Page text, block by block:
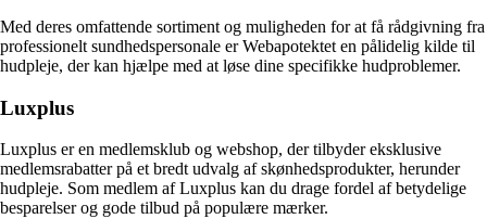
Med deres omfattende sortiment og muligheden for at få rådgivning fra
professionelt sundhedspersonale er Webapotektet en pålidelig kilde til
hudpleje, der kan hjælpe med at løse dine specifikke hudproblemer.
Luxplus
Luxplus er en medlemsklub og webshop, der tilbyder eksklusive
medlemsrabatter på et bredt udvalg af skønhedsprodukter, herunder
hudpleje. Som medlem af Luxplus kan du drage fordel af betydelige
besparelser og gode tilbud på populære mærker.